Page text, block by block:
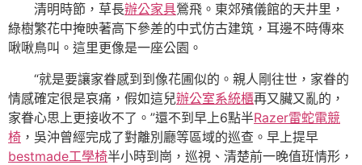
清明時節，草長辦公家具鶯飛。東郊殯儀館的天井里，
綠樹繁花中掩映著高下參差的中式仿古建筑，耳邊不時傳來
啾啾鳥叫。這里更像是一座公園。
“就是要讓家眷感到到像花圃似的。親人剛往世，家眷的
情感確定很是哀痛，假如這兒辦公室系統櫃再又臟又亂的，
家眷心思上更接收不了。”還不到早上6點半Razer雷蛇電競
椅 ，吳沖曾經完成了對離別廳等區域的巡查。早上提早
bestmade工學椅半小時到崗，巡視、清楚前一晚值班情形，